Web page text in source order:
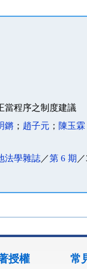
當程序之制度建議
鏘 ； 趙子元 ； 陳玉霖
法學雜誌／第 6 期
授權 常